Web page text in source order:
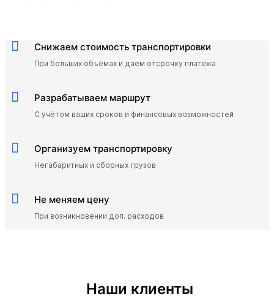
Снижаем стоимость транспортировки
При больших объемах и даем отсрочку платежа
Разрабатываем маршрут
C учётом ваших сроков и финансовых возможностей
Организуем транспортировку
Негабаритных и сборных грузов
Не меняем цену
При возникновении доп. расходов
Наши клиенты